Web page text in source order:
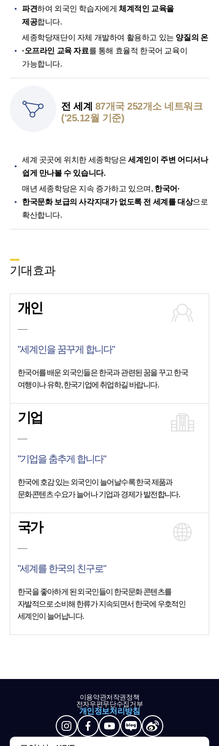
파견하여 외국인 학습자에게체계적인 교육을
제공합니다.
세종학당재단이 자체 개발하여 활용하고 있는 양질의 온
·오프라인 교육 자료를 통해 효율적 한국어 교육이
가능합니다.
전 세계 87개국 252개소 네트워크
('25.12월 기준)
세계 곳곳에 위치한 세종학당은세계인이 주변 어디서나
쉽게 만나볼 수 있습니다.
매년 세종학당은 지속 증가하고 있으며, 한국어·
한국문화 보급의 사각지대가 없도록 전 세계를 대상으로
확산합니다.
기대효과
개인
"세계인을 꿈꾸게 합니다"
한국어를 배운 외국인들은 한국과 관련된 꿈을 꾸고 한국
여행이나 유학, 한국기업에 취업하길 바랍니다.
기업
"기업을 춤추게 합니다"
한국에 호감 있는 외국인이 늘어날수록 한국 제품과
문화콘텐츠 수요가 늘어나 기업과 경제가 발전합니다.
국가
"세계를 한국의 친구로"
한국을 좋아하게 된 외국인들이 한국문화 콘텐츠를
자발적으로 소비해 한류가 지속되면서 한국에 우호적인
세계인이 늘어납니다.
이용약관저작권정책
전자우편무단수집거부
개인정보처리방침